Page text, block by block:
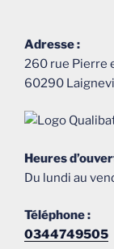
Adresse :
260 rue Pierre
60290
Heures
Du lundi au
Téléphone :
0344749505